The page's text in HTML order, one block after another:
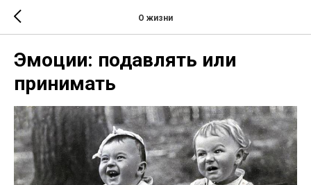
О жизни
Эмоции: подавлять или
принимать